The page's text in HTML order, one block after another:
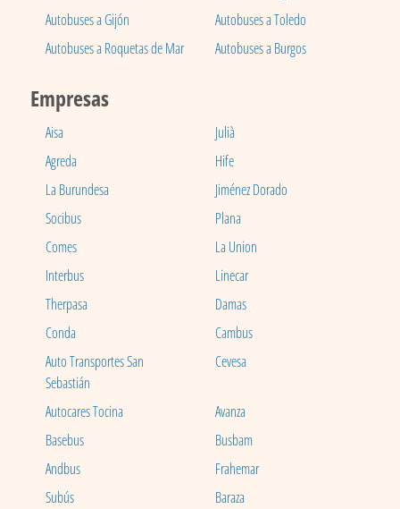
Autobuses a Gijón
Autobuses a Toledo
Autobuses a Roquetas de Mar
Autobuses a Burgos
Empresas
Aisa
Julià
Agreda
Hife
La Burundesa
Jiménez Dorado
Socibus
Plana
Comes
La Union
Interbus
Linecar
Therpasa
Damas
Conda
Cambus
Auto Transportes San
Sebastián
Cevesa
Autocares Tocina
Avanza
Basebus
Busbam
Andbus
Frahemar
Subús
Baraza